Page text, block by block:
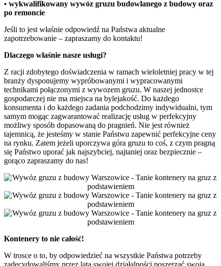
• wykwalifikowany wywóz gruzu budowlanego z budowy oraz
po remoncie
Jeśli to jest właśnie odpowiedź na Państwa aktualne
zapotrzebowanie – zapraszamy do kontaktu!
Dlaczego właśnie nasze usługi?
Z racji zdobytego doświadczenia w ramach wieloletniej pracy w tej
branży dysponujemy wypróbowanymi i wypracowanymi
technikami połączonymi z wywozem gruzu. W naszej jednostce
gospodarczej nie ma miejsca na bylejakość. Do każdego
konsumenta i do każdego zadania podchodzimy indywidualni, tym
samym mogąc zagwarantować realizację usług w perfekcyjny
możliwy sposób dopasowaną do pragnień. Nie jest również
tajemnicą, że jesteśmy w stanie Państwu zapewnić perfekcyjne ceny
na rynku. Zatem jeżeli uporczywa góra gruzu to coś, z czym pragną
się Państwo uporać jak najszybciej, najtaniej oraz bezpiecznie –
gorąco zapraszamy do nas!
Kontenery to nie całość!
W trosce o to, by odpowiedzieć na wszystkie Państwa potrzeby
zadecydowaliśmy przez lata swojej działalności poszerzać swoją